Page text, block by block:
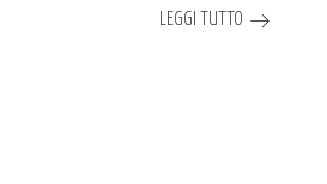
LEGGI TUTTO